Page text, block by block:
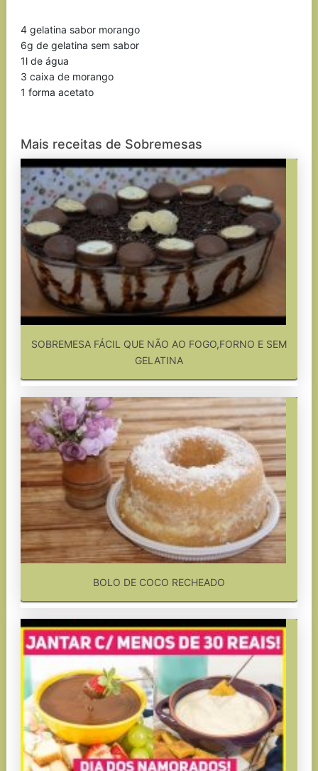
4 gelatina sabor morango
6g de gelatina sem sabor
1l de água
3 caixa de morango
1 forma acetato
Mais receitas de Sobremesas
SOBREMESA FÁCIL QUE NÃO AO FOGO,FORNO E SEM
GELATINA
BOLO DE COCO RECHEADO